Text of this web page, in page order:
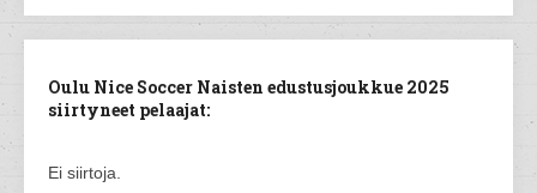
Oulu Nice Soccer Naisten edustusjoukkue 2025
siirtyneet pelaajat:
Ei siirtoja.